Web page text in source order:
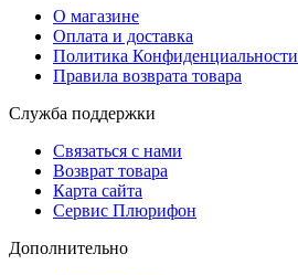
О магазине
Оплата и доставка
Политика Конфиденциальности
Правила возврата товара
Служба поддержки
Связаться с нами
Возврат товара
Карта сайта
Сервис Плюрифон
Дополнительно